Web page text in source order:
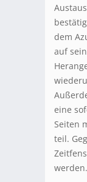
dem
auf
eine
Seiten
teil.
werden.